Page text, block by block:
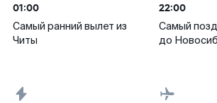
01:00
Самый ранний вылет из
Читы
22:00
Самый
до